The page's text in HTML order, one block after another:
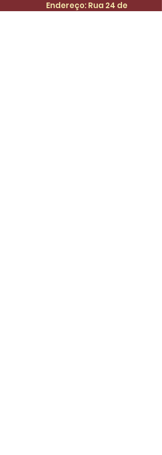
Endereço: Rua 24 de